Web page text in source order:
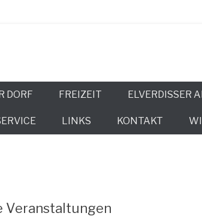
DORF FREIZEIT ELVERDISSER
LINKS KONTAKT
Veranstaltungen